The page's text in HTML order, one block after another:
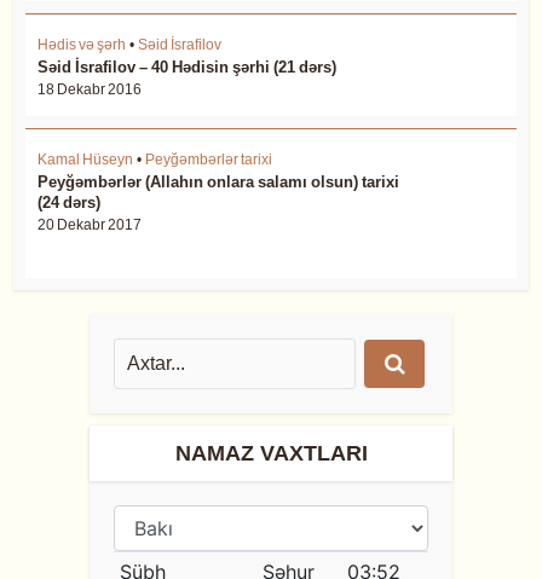
Hədis və şərh • Səid İsrafilov
Səid İsrafilov – 40 Hədisin şərhi (21 dərs)
18 Dekabr 2016
Kamal Hüseyn • Peyğəmbərlər tarixi
Peyğəmbərlər (Allahın onlara salamı olsun) tarixi
(24 dərs)
20 Dekabr 2017
NAMAZ VAXTLARI